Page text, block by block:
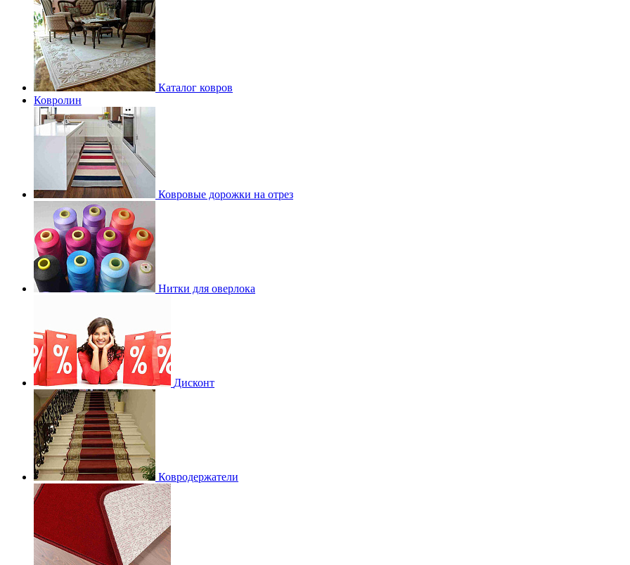
Каталог ковров
Ковролин
Ковровые дорожки на отрез
Нитки для оверлока
Дисконт
Ковродержатели